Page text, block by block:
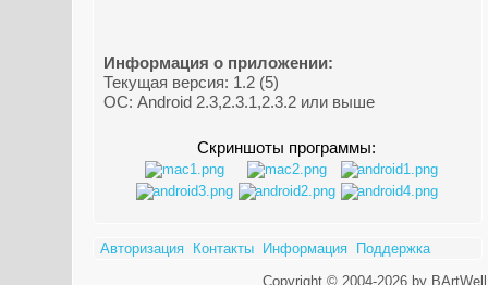
Информация о приложении:
Текущая версия: 1.2 (5)
ОС: Android 2.3,2.3.1,2.3.2 или выше
Скриншоты программы:
Авторизация Контакты Информация
Поддержка
Copyright © 2004-2026 by BArtWell